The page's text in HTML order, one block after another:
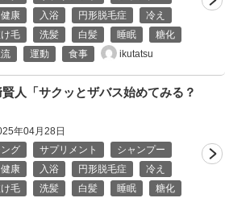
健康 入浴 円形脱毛症
冷え
毛 洗髪 白髪 睡眠
糖化
運動 食事 ikutatsu
人「サクッとザバス始めてみる？
年04月28日
グ
サプリメント
シャンプー
健康 入浴 円形脱毛症
冷え
毛 洗髪 白髪 睡眠
糖化